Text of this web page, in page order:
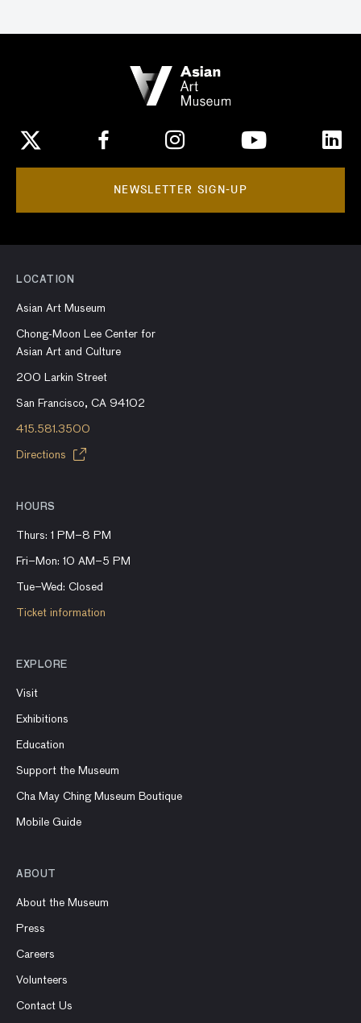
NEWSLETTER SIGN-UP
LOCATION
Asian Art Museum
Chong-Moon Lee Center for
Asian Art and Culture
200 Larkin Street
San Francisco, CA 94102
415.581.3500
Directions
HOURS
Thurs: 1 PM–8 PM
Fri–Mon: 10 AM–5 PM
Tue–Wed: Closed
Ticket information
EXPLORE
Visit
Exhibitions
Education
Support the Museum
Cha May Ching Museum Boutique
Mobile Guide
ABOUT
About the Museum
Press
Careers
Volunteers
Contact Us